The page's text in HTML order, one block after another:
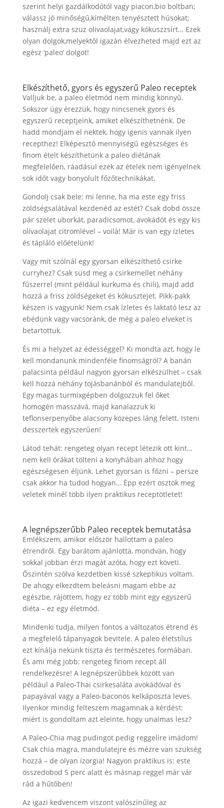
szerint helyi gazdálkodótól vagy piacon,bio boltban;
válassz jó minőségű,kímélten tenyésztett húsokat;
használj extra szüz olivaolajat,vagy kókuszzsírt… Ezek
olyan dolgok,melyektől igazán élvezheted majd ezt az
egész ‘paleo’ dolgot!
Elkészíthető, gyors és egyszerű Paleo receptek
Valljuk be, a paleo életmód nem mindig könnyű.
Sokszor úgy érezzük, hogy nincsenek gyors és
egyszerű receptjeink, amiket elkészíthetnénk. De
hadd mondjam el nektek, hogy igenis vannak ilyen
recepthez! Elképesztő mennyiségű egészséges és
finom ételt készíthetünk a paleo diétának
megfelelően, ráadásul ezek az ételek nem igényelnek
sok időt vagy bonyolult főzőtechnikákat.
Gondolj csak bele: mi lenne, ha ma este egy friss
zöldségsalátával kezdenéd az estét? Csak dobd össze
pár szelet uborkát, paradicsomot, avokádót és egy kis
olívaolajat citromlével – voilà! Már is van egy ízletes
és tápláló előételünk!
Vagy mit szólnál egy gyorsan elkészíthető csirke
curryhez? Csak süsd meg a csirkemellet néhány
fűszerrel (mint például kurkuma és chili), majd add
hozzá a friss zöldségeket és kókusztejet. Pikk-pakk
készen is vagyunk! Nem csak ízletes és laktató lesz az
ebédünk vagy vacsoránk, de még a paleo elveket is
betartottuk.
És mi a helyzet az édességgel? Ki mondta azt, hogy le
kell mondanunk mindenféle finomságról? A banán
palacsinta például nagyon gyorsan elkészülhet – csak
kell hozzá néhány tojásbanánból és mandulatejből.
Egy magas turmixgépben dolgozzuk fel őket
homogén masszává, majd kanalazzuk ki
teflonserpenyőbe alacsony közepes láng felett. Isteni
desszertek egyszerűen!
Látod tehát: rengeteg olyan recept létezik ott kint…
nem kell órákat tölteni a konyhában ahhoz hogy
egészségesen éljünk. Lehet gyorsan is főzni – persze
csak akkor ha tudod hogyan… Épp ezért osztok meg
veletek minél több ilyen praktikus receptötletet!
A legnépszerűbb Paleo receptek bemutatása
Emlékszem, amikor először hallottam a paleo
étrendről. Egy barátom ajánlotta, mondván, hogy
sokkal jobban érzi magát azóta, hogy ezt követi.
Őszintén szólva kezdetben kissé szkeptikus voltam.
De ahogy elkezdtem beleásni magam ebbe az
egészbe, rájöttem, hogy ez több mint egy egyszerű
diéta – ez egy életmód.
Mindenki tudja, milyen fontos a változatos étrend és
a megfelelő tápanyagok bevitele. A paleo életstílus
ezt kínálja nekünk tiszta és természetes formában.
És ami még jobb: rengeteg finom recept áll
rendelkezésre! A legnépszerűbbek között van
például a Paleo-Thai csirkesaláta avokádóval és
papayával vagy a Paleo-baconös kelkáposzta leves.
Ilyenkor mindig felteszem magamnak a kérdést:
miért is gondoltam azt eleinte, hogy unalmas lesz?
A Paleo-Chia mag pudingot pedig reggelire imádom!
Csak chia magra, mandulatejre és mézre van szükség
hozzá – de olyan ízorgia! Nagyon praktikus is: este
összedobod 5 perc alatt és másnap reggel már vár
rád a hűtőben!
Az igazi kedvencem viszont valószínűleg az